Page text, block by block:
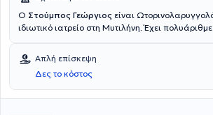
Ο Στούμπος Γεώργιος είναι
ιδιωτικό ιατρείο στη Μυτιλήνη. Έχει
νευροωτολογίας με εργασίες τόσο στην Ελλάδα
Ευρώπη. Χειρουργεί σε Αθήνα και Θεσσαλονίκη
με τα νοσοκομεία Metropolitan Hospital,
Διαβαλκανικό Κέντρο.
Απλή επίσκεψη
Δες το κόστος